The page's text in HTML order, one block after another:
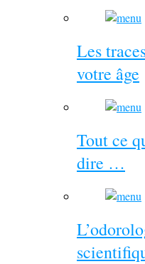
Les
votre âge
Tout ce
dire …